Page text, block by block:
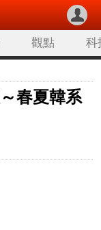
觀點 科
春夏韓系